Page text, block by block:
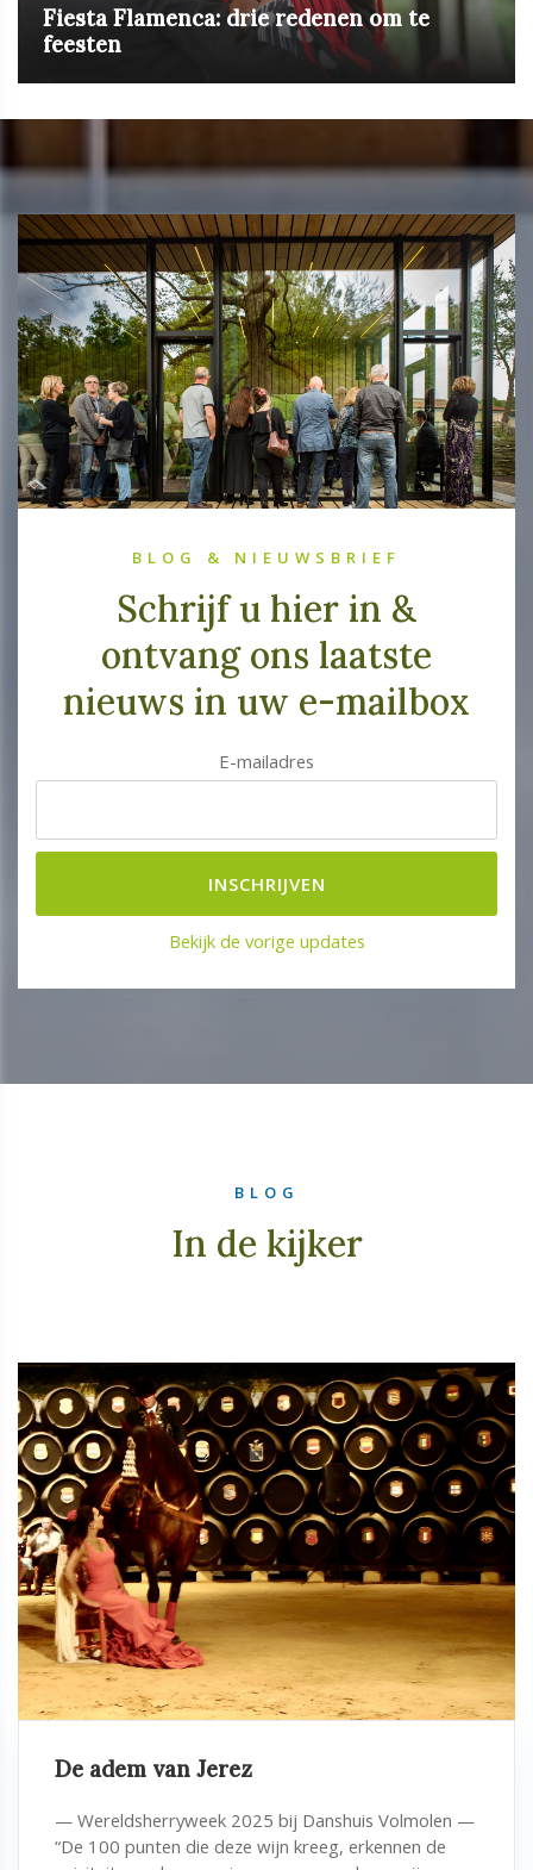
Fiesta Flamenca: drie redenen om te
feesten
BLOG & NIEUWSBRIEF
Schrijf u hier in &
ontvang ons laatste
nieuws in uw e-mailbox
E-mailadres
Bekijk de vorige updates
BLOG
In de kijker
De adem van Jerez
— Wereldsherryweek 2025 bij Danshuis Volmolen —
“De 100 punten die deze wijn kreeg, erkennen de